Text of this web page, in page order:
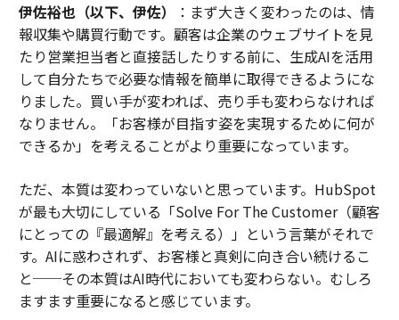
伊佐裕也（以下、伊佐）
：まず大きく変わったのは、情
報収集や購買行動です。顧客は企業のウェブサイトを見
たり営業担当者と直接話したりする前に、生成AIを活用
して自分たちで必要な情報を簡単に取得できるようにな
りました。買い手が変われば、売り手も変わらなければ
なりません。「お客様が目指す姿を実現するために何が
できるか」を考えることがより重要になっています。
ただ、本質は変わっていないと思っています。HubSpot
が最も大切にしている「Solve For The Customer（顧客
にとっての『最適解』を考える）」という言葉がそれで
す。AIに惑わされず、お客様と真剣に向き合い続けるこ
と──その本質はAI時代においても変わらない。むしろ
ますます重要になると感じています。